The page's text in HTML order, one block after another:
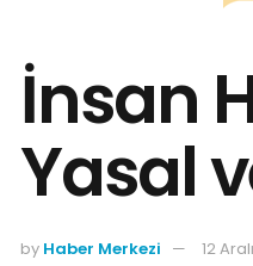
İnsan
Yasal
by Haber Merkezi 12